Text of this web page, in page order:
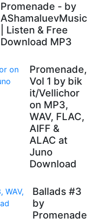
Promenade - by
AShamaluevMusic
| Listen & Free
Download MP3
Promenade,
Vol 1 by bik
it/Vellichor
on MP3,
WAV, FLAC,
AIFF &
ALAC at
Juno
Download
Ballads #3
by
Promenade